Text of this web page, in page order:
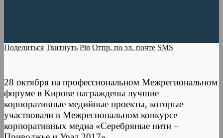
Поделиться Твитнуть Pin Отпр. по эл. почте SMS
28 октября на профессиональном Межрегиональном
форуме в Кирове награждены лучшие
корпоративные медийные проекты, которые
участвовали в Межрегиональном конкурсе
корпоративных медиа «Серебряные нити –